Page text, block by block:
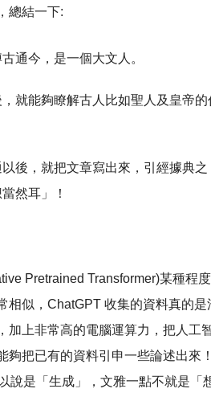
總結一下:
通今，是一個大文人。
就能夠瞭解古人比如聖人及皇帝的
後，就把文章寫出來，引經據典之
然耳」！
Pretrained Transformer)某種程度
相似，ChatGPT 收集的資料真的是
加上非常高的電腦運算力，把人工
夠把已有的資料引申一些論述出來
說是「生成」，文雅一點不就是「